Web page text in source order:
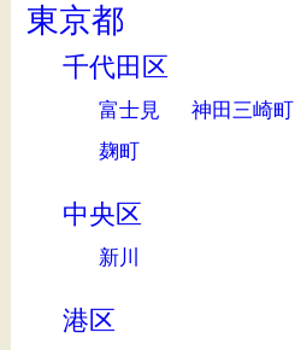
東京都
千代田区
富士見 神田三崎町
麹町
中央区
新川
港区